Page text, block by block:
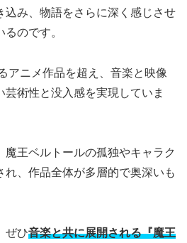
込み、物語をさらに深く感じさせ
のです。
アニメ作品を超え、音楽と映像
術性と没入感を実現していま
王ベルトールの孤独やキャラク
れ、作品全体が多層的で奥深いも
ぜひ音楽と共に展開される『魔王